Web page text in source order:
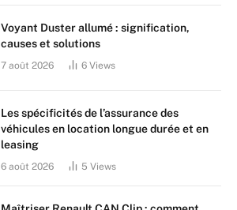
Voyant Duster allumé : signification,
causes et solutions
7 août 2026 6 Views
Les spécificités de l’assurance des
véhicules en location longue durée et en
leasing
6 août 2026 5 Views